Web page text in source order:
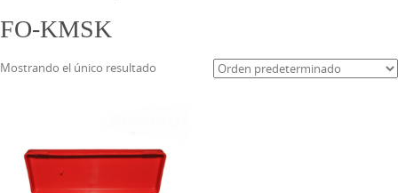
FO-KMSK
Mostrando el único resultado